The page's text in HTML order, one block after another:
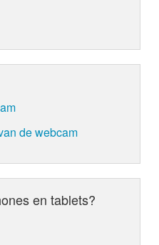
de webcam
en tablets?